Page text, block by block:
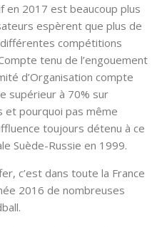
en 2017 est beaucoup plus
espèrent que plus de
compétitions
tenu de l’engouement
d’Organisation compte
supérieur à 70% sur
et pourquoi pas même
toujours détenu à ce
Suède-Russie en 1999.
c’est dans toute la France
2016 de nombreuses